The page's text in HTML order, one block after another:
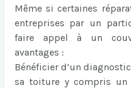
Même si certaines
entreprises par un
faire appel à un
avantages :
Bénéficier d’un
sa toiture y compris un